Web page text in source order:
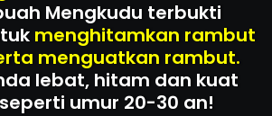
Mengkudu terbukti
menghitamkan rambut
menguatkan rambut.
lebat, hitam dan kuat
umur 20-30 an!